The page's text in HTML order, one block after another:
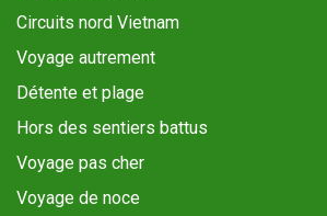
Circuits nord Vietnam
Voyage autrement
Détente et plage
Hors des sentiers battus
Voyage pas cher
Voyage de noce